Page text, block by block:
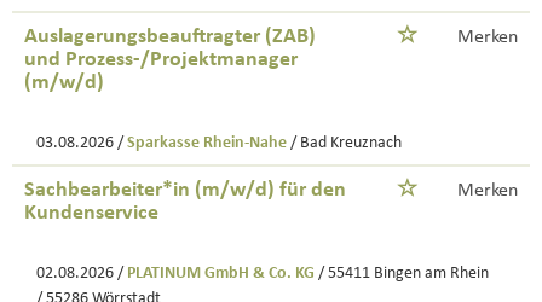
Auslagerungsbeauftragter (ZAB)
und Prozess-/Projektmanager
(m/w/d)
Merken
03.08.2026 / Sparkasse Rhein-Nahe / Bad Kreuznach
Sachbearbeiter*in (m/w/d) für den
Kundenservice
Merken
02.08.2026 / PLATINUM GmbH & Co. KG / 55411 Bingen am Rhein